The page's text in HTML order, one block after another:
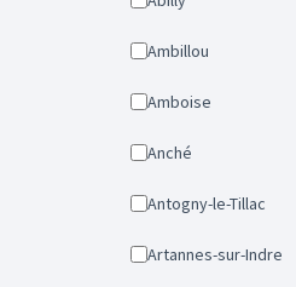
Ambillou
Amboise
Anché
Antogny-le-Tillac
Artannes-sur-Indre